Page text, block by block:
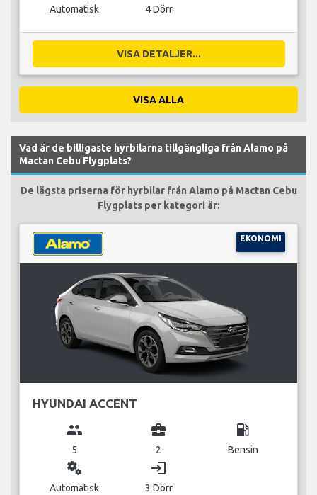
Automatisk 4 Dörr
VISA DETALJER...
VISA ALLA
Vad är de billigaste hyrbilarna tillgängliga från Alamo på
Mactan Cebu Flygplats?
De lägsta priserna för hyrbilar från Alamo på Mactan Cebu
Flygplats per kategori är:
EKONOMI
HYUNDAI ACCENT
group
5
business_center
2
local_gas_station
Bensin
miscellaneous_services
Automatisk
login
3 Dörr